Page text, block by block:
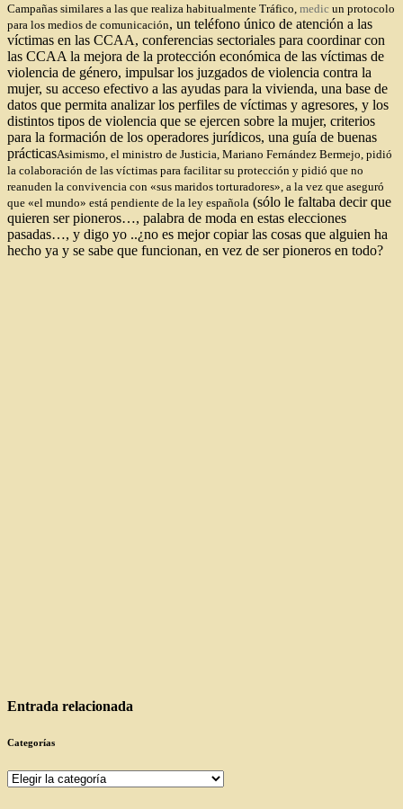
Campañas similares a las que realiza habitualmente Tráfico, medic un protocolo
para los medios de comunicación, un teléfono único de atención a las
víctimas en las CCAA, conferencias sectoriales para coordinar con
las CCAA la mejora de la protección económica de las víctimas de
violencia de género, impulsar los juzgados de violencia contra la
mujer, su acceso efectivo a las ayudas para la vivienda, una base de
datos que permita analizar los perfiles de víctimas y agresores, y los
distintos tipos de violencia que se ejercen sobre la mujer, criterios
para la formación de los operadores jurídicos, una guía de buenas
prácticasAsimismo, el ministro de Justicia, Mariano Fernández Bermejo, pidió
la colaboración de las víctimas para facilitar su protección y pidió que no
reanuden la convivencia con «sus maridos torturadores», a la vez que aseguró
que «el mundo» está pendiente de la ley española (sólo le faltaba decir que
quieren ser pioneros…, palabra de moda en estas elecciones
pasadas…, y digo yo ..¿no es mejor copiar las cosas que alguien ha
hecho ya y se sabe que funcionan, en vez de ser pioneros en todo?
Entrada relacionada
Categorías
Categorías